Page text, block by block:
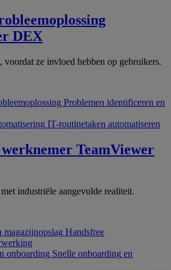
DEX
voordat ze invloed hebben op gebruikers.
Problemen identificeren en
IT-routinetaken automatiseren
TeamViewer
industriële aangevulde realiteit.
magazijnopslag Handsfree
onboarding Snelle onboarding en